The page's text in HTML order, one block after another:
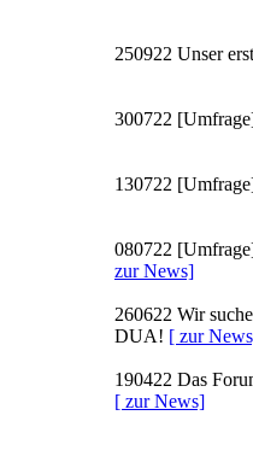
250922 Unser
300722
130722
080722
zur News]
260622 Wir
DUA! [ zur
190422 Das
[ zur News]